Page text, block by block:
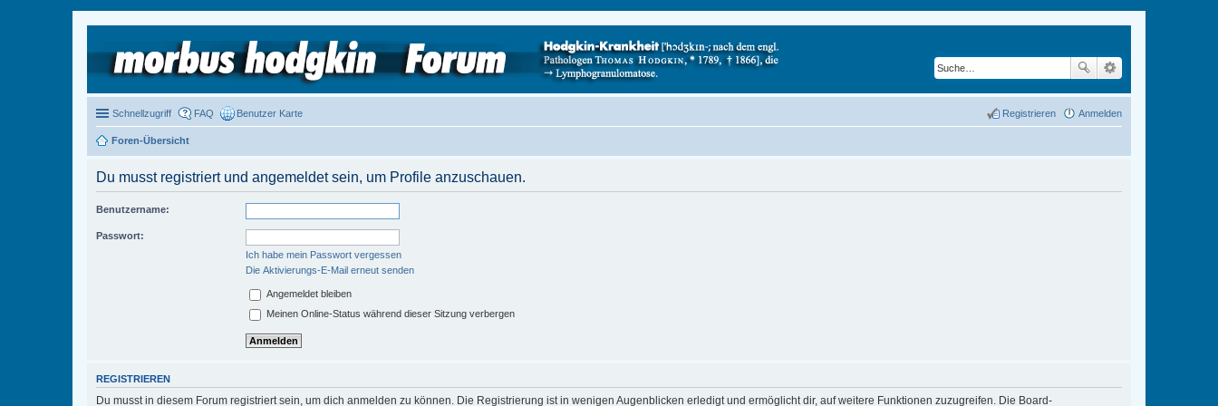
Schnellzugriff FAQ Benutzer Karte Anmelden
Registrieren
Foren-Übersicht
Du musst registriert und angemeldet sein, um Profile anzuschauen.
Benutzername:
Passwort:
Ich habe mein Passwort vergessen
Die Aktivierungs-E-Mail erneut senden
Angemeldet bleiben
Meinen Online-Status während dieser Sitzung verbergen
REGISTRIEREN
Du musst in diesem Forum registriert sein, um dich anmelden zu können. Die Registrierung ist in wenigen Augenblicken erledigt und ermöglicht dir, auf weitere Funktionen zuzugreifen. Die Board-